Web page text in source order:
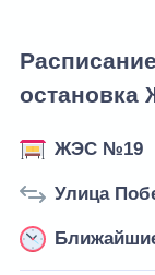
ЖЭС №19
Улица